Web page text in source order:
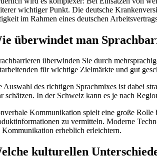
wichtiger Punkt. Die deutsche
im Rahmen eines deutschen
überwindet man
überwinden Sie durch
für wichtige Zielmärkte und gut
Auswahl des richtigen Sprachmixes ist dabei
schätzen. In der Schweiz kann es je nach
Kommunikation spielt eine große
zu vermitteln. Moderne
Kommunikation erheblich erleichtern.
kulturellen